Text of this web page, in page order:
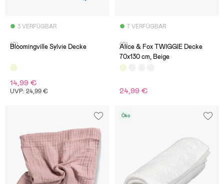
3 VERFÜGBAR
(0)
Bloomingville Sylvie Decke
14,99 €
UVP: 24,99 €
7 VERFÜGBAR
(0)
Alice & Fox TWIGGIE Decke
70x130 cm, Beige
24,99 €
Öko